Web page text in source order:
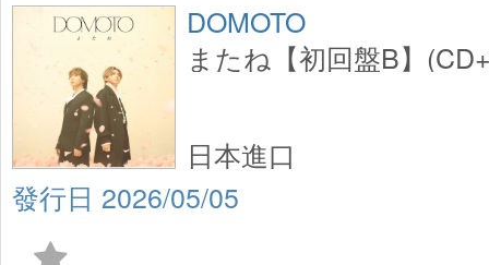
DOMOTO
またね【初回盤B】
2026/05/05
日本進口